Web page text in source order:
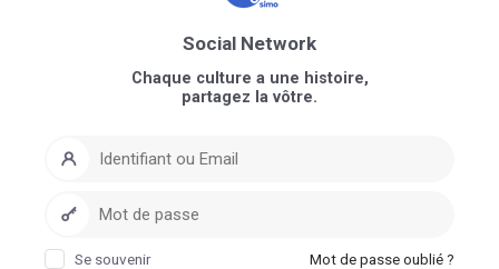
Social Network
Chaque culture a une histoire,
partagez la vôtre.
Se souvenir Mot de passe oublié ?